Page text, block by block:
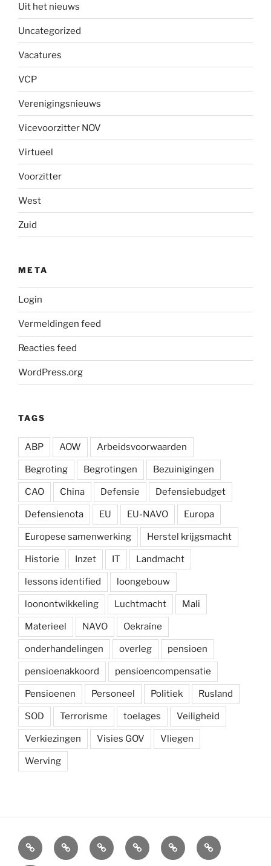
Uit het nieuws
Uncategorized
Vacatures
VCP
Verenigingsnieuws
Vicevoorzitter NOV
Virtueel
Voorzitter
West
Zuid
META
Login
Vermeldingen feed
Reacties feed
WordPress.org
TAGS
ABP AOW Arbeidsvoorwaarden
Begroting Begrotingen Bezuinigingen
CAO China Defensie Defensiebudget
Defensienota EU EU-NAVO Europa
Europese samenwerking Herstel krijgsmacht
Historie Inzet IT Landmacht
lessons identified loongebouw
loonontwikkeling Luchtmacht Mali
Materieel NAVO Oekraïne
onderhandelingen overleg pensioen
pensioenakkoord pensioencompensatie
Pensioenen Personeel Politiek Rusland
SOD Terrorisme toelages Veiligheid
Verkiezingen Visies GOV Vliegen
Werving
Arbeidsvoorwaarden
Carré
Onze
krijgsmacht
Ledenvoordelen
AfdelingenSymposium